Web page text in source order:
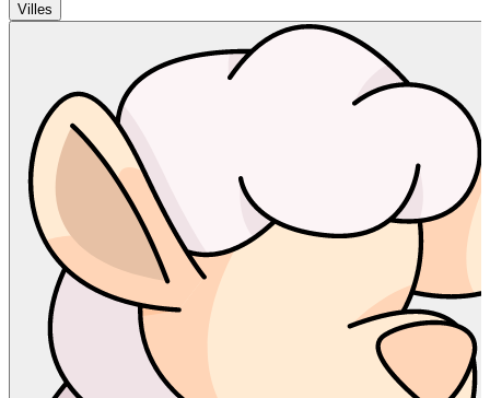
Villes